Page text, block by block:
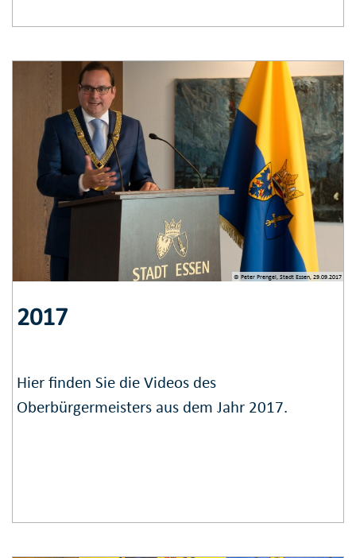
© Peter Prengel, Stadt Essen, 29.09.2017
2017
Hier finden Sie die Videos des
Oberbürgermeisters aus dem Jahr 2017.